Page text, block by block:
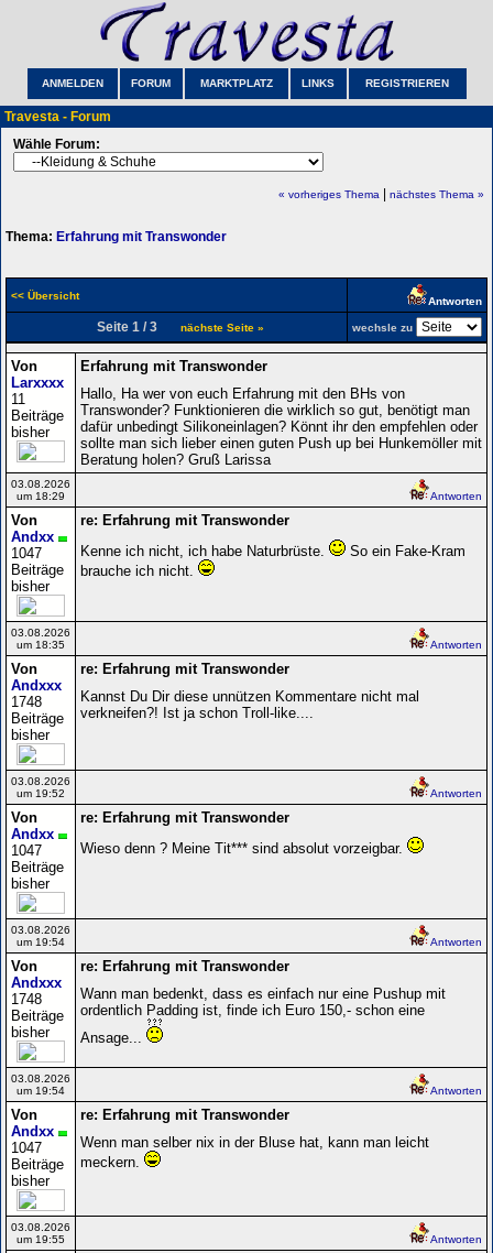
ANMELDEN FORUM MARKTPLATZ LINKS REGISTRIEREN
Travesta - Forum
Wähle Forum:
« vorheriges Thema nächstes Thema »
Thema: Erfahrung mit Transwonder
<< Übersicht Antworten
Seite 1 / 3 nächste Seite » wechsle zu
Von
Larxxxx
11
Beiträge
bisher
Erfahrung mit Transwonder
Hallo, Ha wer von euch Erfahrung mit den BHs von
Transwonder? Funktionieren die wirklich so gut, benötigt man
dafür unbedingt Silikoneinlagen? Könnt ihr den empfehlen oder
sollte man sich lieber einen guten Push up bei Hunkemöller mit
Beratung holen? Gruß Larissa
03.08.2026
um 18:29
Antworten
Von
Andxx
1047
Beiträge
bisher
re: Erfahrung mit Transwonder
Kenne ich nicht, ich habe Naturbrüste.
So ein Fake-Kram
brauche ich nicht.
03.08.2026
um 18:35
Antworten
Von
Andxxx
1748
Beiträge
bisher
re: Erfahrung mit Transwonder
Kannst Du Dir diese unnützen Kommentare nicht mal
verkneifen?! Ist ja schon Troll-like....
03.08.2026
um 19:52
Antworten
Von
Andxx
1047
Beiträge
bisher
re: Erfahrung mit Transwonder
Wieso denn ? Meine Tit*** sind absolut vorzeigbar.
03.08.2026
um 19:54
Antworten
Von
Andxxx
1748
Beiträge
bisher
re: Erfahrung mit Transwonder
Wann man bedenkt, dass es einfach nur eine Pushup mit
ordentlich Padding ist, finde ich Euro 150,- schon eine
Ansage...
03.08.2026
um 19:54
Antworten
Von
Andxx
1047
Beiträge
bisher
re: Erfahrung mit Transwonder
Wenn man selber nix in der Bluse hat, kann man leicht
meckern.
03.08.2026
um 19:55
Antworten